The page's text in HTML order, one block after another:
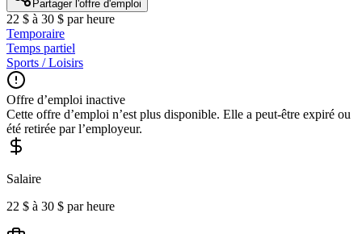
Partager l'offre d'emploi
22 $ à 30 $ par heure
Temporaire
Temps partiel
Sports / Loisirs
Offre d’emploi inactive
Cette offre d’emploi n’est plus disponible. Elle a peut-être expiré ou
été retirée par l’employeur.
Salaire
22 $ à 30 $ par heure